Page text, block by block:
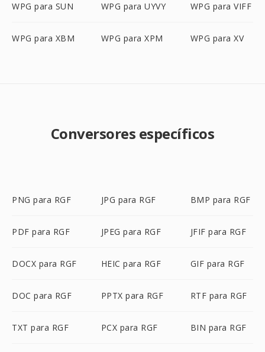
WPG para SUN WPG para UYVY WPG para VIFF
WPG para XBM WPG para XPM WPG para XV
Conversores específicos
PNG para RGF JPG para RGF BMP para RGF
PDF para RGF JPEG para RGF JFIF para RGF
DOCX para RGF HEIC para RGF GIF para RGF
DOC para RGF PPTX para RGF RTF para RGF
TXT para RGF PCX para RGF BIN para RGF